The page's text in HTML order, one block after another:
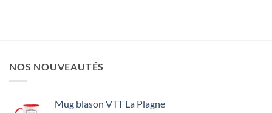
NOS NOUVEAUTÉS
Mug blason VTT La Plagne